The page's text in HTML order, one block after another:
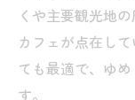
くや主要観光地
カフェが点在し
ても最適で、ゆ
す。